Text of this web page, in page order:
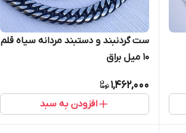
ست گردنبند و دستبند مردانه سیاه قلم
۱۰ میل براق
1,462,000
افزودن به سبد